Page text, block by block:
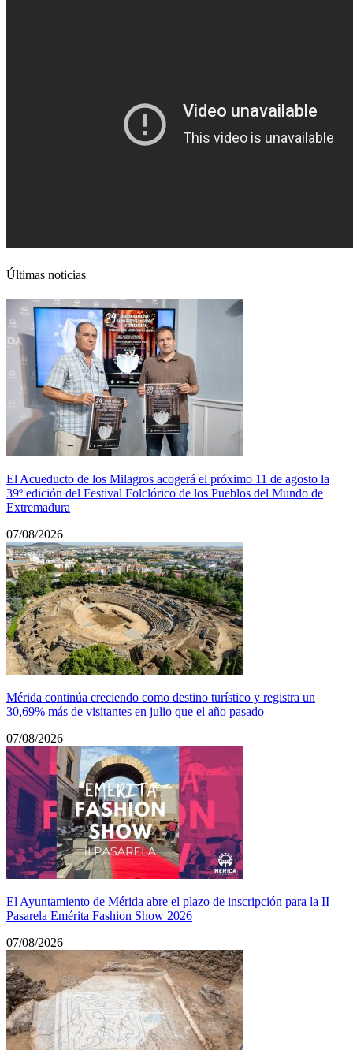
Últimas noticias
El Acueducto de los Milagros acogerá el próximo 11 de agosto la
39º edición del Festival Folclórico de los Pueblos del Mundo de
Extremadura
07/08/2026
Mérida continúa creciendo como destino turístico y registra un
30,69% más de visitantes en julio que el año pasado
07/08/2026
El Ayuntamiento de Mérida abre el plazo de inscripción para la II
Pasarela Emérita Fashion Show 2026
07/08/2026